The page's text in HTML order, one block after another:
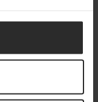
do Pro Gamers